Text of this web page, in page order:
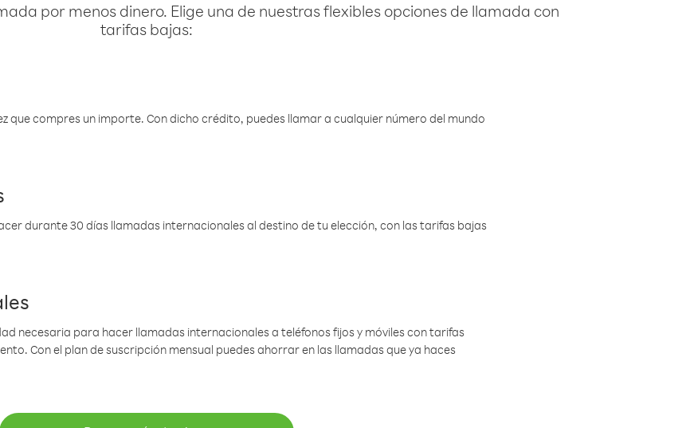
por menos dinero. Elige una de nuestras flexibles opciones de llamada con
tarifas bajas:
que compres un importe. Con dicho crédito, puedes llamar a cualquier número del mundo
durante 30 días llamadas internacionales al destino de tu elección, con las tarifas bajas
necesaria para hacer llamadas internacionales a teléfonos fijos y móviles con tarifas
Con el plan de suscripción mensual puedes ahorrar en las llamadas que ya haces